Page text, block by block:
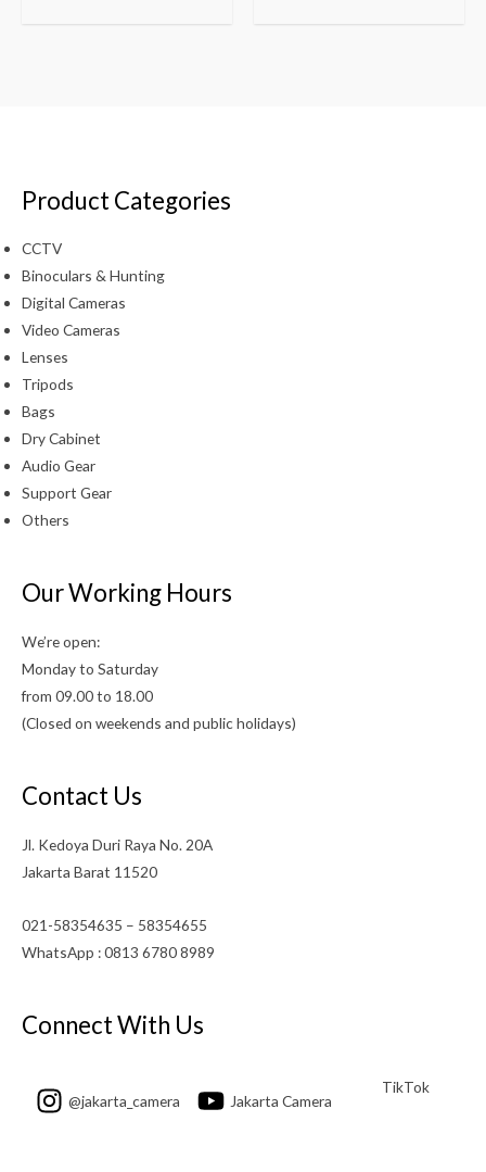
Product Categories
CCTV
Binoculars & Hunting
Digital Cameras
Video Cameras
Lenses
Tripods
Bags
Dry Cabinet
Audio Gear
Support Gear
Others
Our Working Hours
We’re open:
Monday to Saturday
from 09.00 to 18.00
(Closed on weekends and public holidays)
Contact Us
Jl. Kedoya Duri Raya No. 20A
Jakarta Barat 11520
021-58354635 – 58354655
WhatsApp : 0813 6780 8989
Connect With Us
@jakarta_camera Jakarta Camera
TikTok